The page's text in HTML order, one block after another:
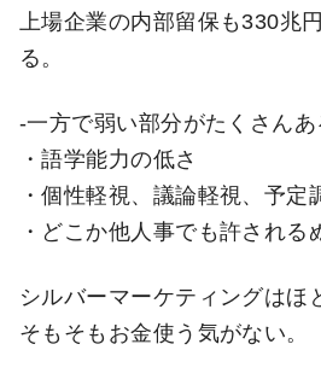
上場企業の内部留保も330兆
る。
-一方で弱い部分がたくさんあ
・語学能力の低さ
・個性軽視、議論軽視、予定
・どこか他人事でも許される
シルバーマーケティングはほ
そもそもお金使う気がない。